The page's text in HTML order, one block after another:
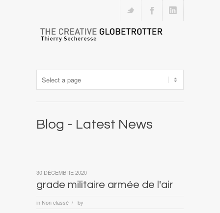
Blog - Latest News
grade militaire armée de l'air
in Non classé / by
30 DÉCEMBRE 2020